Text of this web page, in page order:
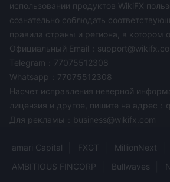
на основании предоставленной
проявлять осторожность при
безопасности и законности JRFX как
отсутствие действующего
вызывает обеспокоенность по поводу
компанией отраслевых стандартов и
регулирующих органов, что имеет
входом вих учетные записи
платформы. рекомендуется тщательно
использовании продуктов WikiFX
сознательно соблюдать
правила страны и региона, в котором
Официальный Email：
Telegram：77075512308
Whatsapp：77075512308
Насчет исправления неверной
лицензия и другое, пишите на адрес：
Для рекламы：business@wikifx.com
amari Capital FXGT MillionNext
AMBITIOUS FINCORP
Bullwaves